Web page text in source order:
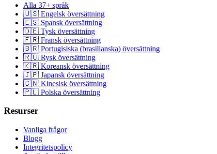
Alla 37+ språk
🇺🇸 Engelsk översättning
🇪🇸 Spansk översättning
🇩🇪 Tysk översättning
🇫🇷 Fransk översättning
🇧🇷 Portugisiska (brasilianska) översättning
🇷🇺 Rysk översättning
🇰🇷 Koreansk översättning
🇯🇵 Japansk översättning
🇨🇳 Kinesisk översättning
🇵🇱 Polska översättning
Resurser
Vanliga frågor
Blogg
Integritetspolicy